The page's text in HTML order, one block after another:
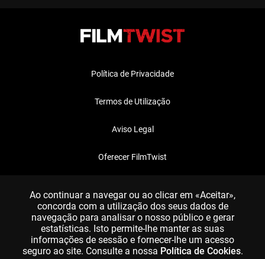
Política de Privacidade
Termos de Utilização
Aviso Legal
Oferecer FilmTwist
Ao continuar a navegar ou ao clicar em «Aceitar»,
concorda com a utilização dos seus dados de
navegação para analisar o nosso público e gerar
estatísticas. Isto permite-lhe manter as suas
informações de sessão e fornecer-lhe um acesso
seguro ao site. Consulte a nossa Política de Cookies.